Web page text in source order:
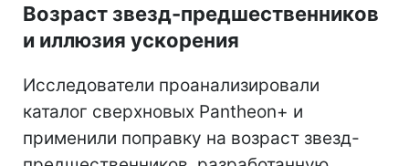
Возраст звезд-предшественников
и иллюзия ускорения
Исследователи проанализировали
каталог сверхновых Pantheon+ и
применили поправку на возраст звезд-